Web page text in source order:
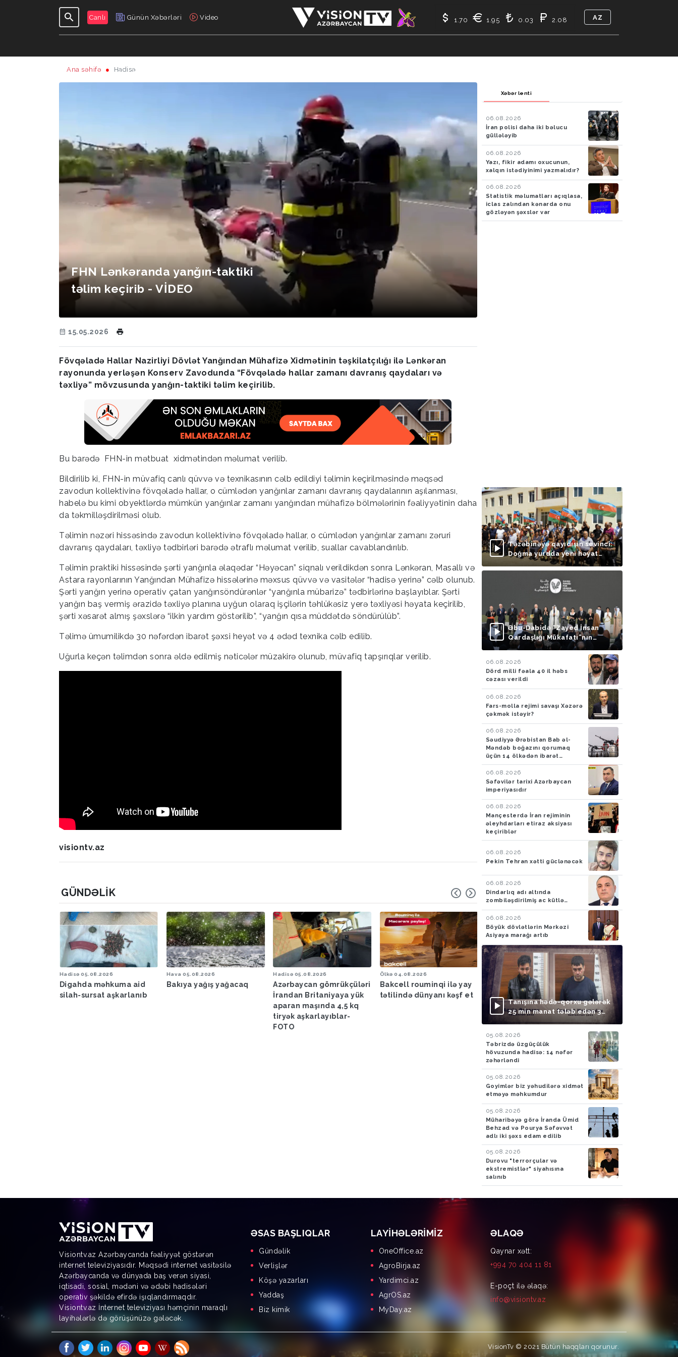
Canlı Günün Xəbərləri Video
GÜNDƏLIK
1.70 1.95 0.03 2.08 AZ
Ana səhifə Hadisə
FHN Lənkəranda yanğın-taktiki
təlim keçirib - VİDEO
15.05.2026
Fövqəladə Hallar Nazirliyi Dövlət Yanğından Mühafizə Xidmətinin təşkilatçılığı ilə Lənkəran
rayonunda yerləşən Konserv Zavodunda “Fövqəladə hallar zamanı davranış qaydaları və
təxliyə” mövzusunda yanğın-taktiki təlim keçirilib.
Bu barədə FHN-in mətbuat xidmətindən məlumat verilib.
Bildirilib ki, FHN-in müvafiq canlı qüvvə və texnikasının cəlb edildiyi təlimin keçirilməsində məqsəd
zavodun kollektivinə fövqəladə hallar, o cümlədən yanğınlar zamanı davranış qaydalarının aşılanması,
habelə bu kimi obyektlərdə mümkün yanğınlar zamanı yanğından mühafizə bölmələrinin fəaliyyətinin daha
da təkmilləşdirilməsi olub.
Təlimin nəzəri hissəsində zavodun kollektivinə fövqəladə hallar, o cümlədən yanğınlar zamanı zəruri
davranış qaydaları, təxliyə tədbirləri barədə ətraflı məlumat verilib, suallar cavablandırılıb.
Təlimin praktiki hissəsində şərti yanğınla əlaqədar “Həyəcan” siqnalı verildikdən sonra Lənkəran, Masallı və
Astara rayonlarının Yanğından Mühafizə hissələrinə məxsus qüvvə və vasitələr “hadisə yerinə” cəlb olunub.
Şərti yanğın yerinə operativ çatan yanğınsöndürənlər “yanğınla mübarizə” tədbirlərinə başlayıblar. Şərti
yanğın baş vermiş ərazidə təxliyə planına uyğun olaraq işçilərin təhlükəsiz yerə təxliyəsi həyata keçirilib,
şərti xəsarət almış şəxslərə “ilkin yardım göstərilib”, “yanğın qısa müddətdə söndürülüb”.
Təlimə ümumilikdə 30 nəfərdən ibarət şəxsi heyət və 4 ədəd texnika cəlb edilib.
Uğurla keçən təlimdən sonra əldə edilmiş nəticələr müzakirə olunub, müvafiq tapşırıqlar verilib.
visiontv.az
GÜNDƏLIK
Hadisə 05.08.2026
Digahda məhkuma aid
silah-sursat aşkarlanıb
Hava 05.08.2026
Bakıya yağış yağacaq
Hadisə 05.08.2026
Azərbaycan gömrükçüləri
İrandan Britaniyaya yük
aparan maşında 4,5 kq
tiryək aşkarlayıblar-
FOTO
Ölkə 04.08.2026
Bakcell rouminqi ilə yay
tətilində dünyanı kəşf et
Hadisə 03.08.2026
FHN: Bu il qeyri-çimərlik
ərazilərdə suda batan 40
nəfərin meyiti tapılıb, 55
nəfər xilas edilib
Hadisə
Azad edilmiş
ötən ay 788 mina,
PHS aşkarlanıb
Xəbər lenti
06.08.2026
İran polisi daha iki bəlucu
güllələyib
06.08.2026
Yazı, fikir adamı oxucunun,
xalqın istədiyinimi yazmalıdır?
06.08.2026
Statistik məlumatları açıqlasa,
iclas zalından kənarda onu
gözləyən şəxslər var
Təzəbinəyə qayıdışın sevinci:
Doğma yurdda yeni həyat
başlayır
Əbu-Dabidə “Zayed İnsan
Qardaşlığı Mükafatı”nın
təqdimolunma mərasimi
06.08.2026
Dörd milli fəala 40 il həbs
cəzası verildi
06.08.2026
Fars-molla rejimi savaşı Xəzərə
çəkmək istəyir?
06.08.2026
Səudiyyə Ərəbistan Bab əl-
Məndəb boğazını qorumaq
üçün 14 ölkədən ibarət
müdafiə koalisiyası yaradıb
06.08.2026
Səfəvilər tarixi Azərbaycan
imperiyasıdır
06.08.2026
Mançesterdə İran rejiminin
əleyhdarları etiraz aksiyası
keçiriblər
06.08.2026
Pekin Tehran xətti güclənəcək
06.08.2026
Dindarlıq adı altında
zombiləşdirilmiş ac kütlə…
06.08.2026
Böyük dövlətlərin Mərkəzi
Asiyaya marağı artıb
Tanışına hədə-qorxu gələrək
25 min manat tələb edən 3
nəfər saxlanılıb
05.08.2026
Təbrizdə üzgüçülük
hövuzunda hadisə: 14 nəfər
zəhərləndi
05.08.2026
Goyimlər biz yəhudilərə xidmət
etməyə məhkumdur
05.08.2026
Müharibəyə görə İranda Ümid
Behzad və Pourya Səfəvvət
adlı iki şəxs edam edilib
05.08.2026
Durovu "terrorçular və
ekstremistlər" siyahısına
salınıb
Visiontv.az Azərbaycanda fəaliyyət göstərən
internet televiziyasıdır. Məqsədi internet vasitəsilə
Azərbaycanda və dünyada baş verən siyasi,
iqtisadi, sosial, mədəni və ədəbi hadisələri
operativ şəkildə efirdə işıqlandırmaqdır.
Visiontv.az İnternet televiziyası həmçinin maraqlı
layihələrlə də görüşünüzə gələcək.
ƏSAS BAŞLIQLAR
Gündəlik
Verlişlər
Köşə yazarları
Yaddaş
Biz kimik
LAYIHƏLƏRIMIZ
OneOffice.az
AgroBirja.az
Yardimci.az
AgrOS.az
MyDay.az
ƏLAQƏ
Qaynar xətt:
+994 70 404 11 81
E-poçt ilə əlaqə:
info@visiontv.az
VisionTv © 2021 Bütün haqqları qorunur.